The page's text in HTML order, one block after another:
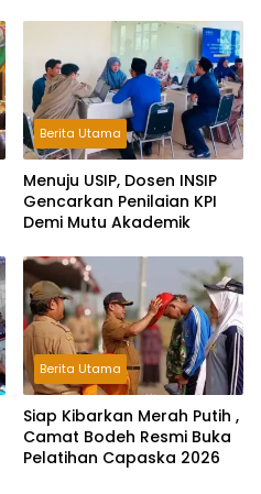
Berita Utama
Menuju USIP, Dosen INSIP
Gencarkan Penilaian KPI
Demi Mutu Akademik
Berita Utama
Siap Kibarkan Merah Putih ,
Camat Bodeh Resmi Buka
Pelatihan Capaska 2026